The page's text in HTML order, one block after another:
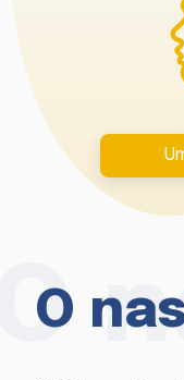
O